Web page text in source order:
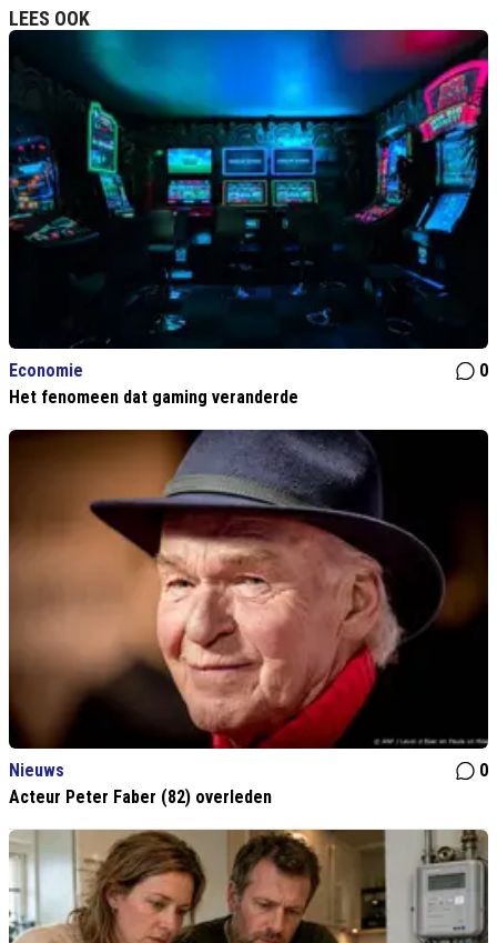
LEES OOK
Economie
0
Het fenomeen dat gaming veranderde
Nieuws
0
Acteur Peter Faber (82) overleden